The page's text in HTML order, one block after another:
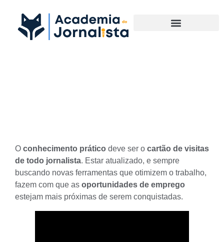
O conhecimento prático deve ser o cartão de visitas
de todo jornalista. Estar atualizado, e sempre
buscando novas ferramentas que otimizem o trabalho,
fazem com que as oportunidades de emprego
estejam mais próximas de serem conquistadas.